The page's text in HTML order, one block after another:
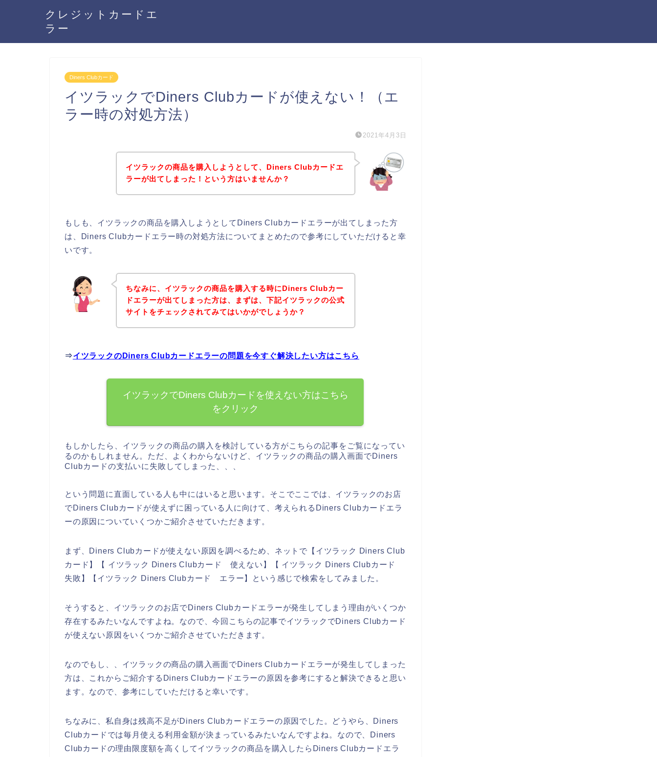
クレジットカードエ
ラー
Diners Clubカード
イツラックでDiners Clubカードが使えない！（エ
ラー時の対処方法）
2021年4月3日
イツラックの商品を購入しようとして、Diners Clubカードエ
ラーが出てしまった！という方はいませんか？
もしも、イツラックの商品を購入しようとしてDiners Clubカードエラーが出てしまった方
は、Diners Clubカードエラー時の対処方法についてまとめたので参考にしていただけると幸
いです。
ちなみに、イツラックの商品を購入する時にDiners Clubカー
ドエラーが出てしまった方は、まずは、下記イツラックの公式
サイトをチェックされてみてはいかがでしょうか？
⇒イツラックのDiners Clubカードエラーの問題を今すぐ解決したい方はこちら
イツラックでDiners Clubカードを使えない方はこちら
をクリック
もしかしたら、イツラックの商品の購入を検討している方がこちらの記事をご覧になってい
るのかもしれません。ただ、よくわからないけど、イツラックの商品の購入画面でDiners
Clubカードの支払いに失敗してしまった、、、
という問題に直面している人も中にはいると思います。そこでここでは、イツラックのお店
でDiners Clubカードが使えずに困っている人に向けて、考えられるDiners Clubカードエラ
ーの原因についていくつかご紹介させていただきます。
まず、Diners Clubカードが使えない原因を調べるため、ネットで【イツラック Diners Club
カード】【 イツラック Diners Clubカード 使えない】【 イツラック Diners Clubカード
失敗】【イツラック Diners Clubカード エラー】という感じで検索をしてみました。
そうすると、イツラックのお店でDiners Clubカードエラーが発生してしまう理由がいくつか
存在するみたいなんですよね。なので、今回こちらの記事でイツラックでDiners Clubカード
が使えない原因をいくつかご紹介させていただきます。
なのでもし、、イツラックの商品の購入画面でDiners Clubカードエラーが発生してしまった
方は、これからご紹介するDiners Clubカードエラーの原因を参考にすると解決できると思い
ます。なので、参考にしていただけると幸いです。
ちなみに、私自身は残高不足がDiners Clubカードエラーの原因でした。どうやら、Diners
Clubカードでは毎月使える利用金額が決まっているみたいなんですよね。なので、Diners
Clubカードの理由限度額を高くしてイツラックの商品を購入したらDiners Clubカードエラ